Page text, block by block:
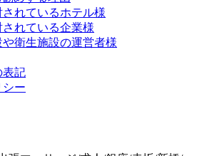
れているホテル様
れている企業様
衛生施設の運営者様
表記
シー